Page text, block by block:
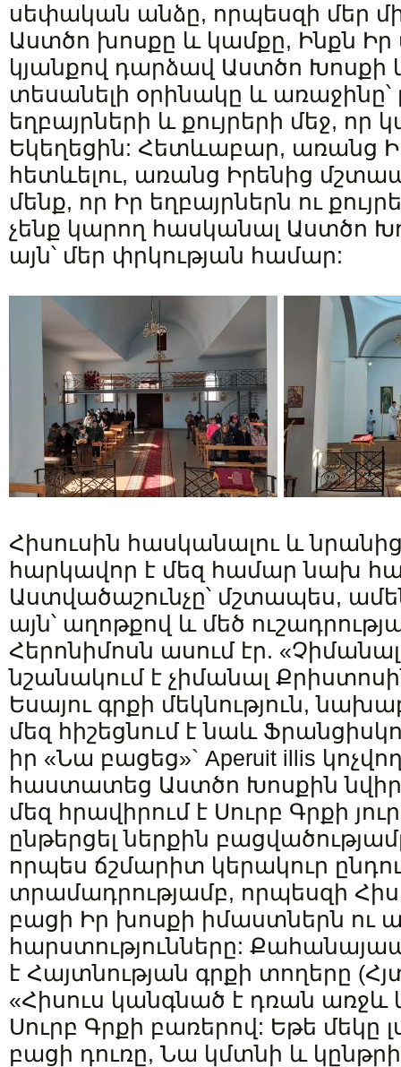
սեփական անձը, որպեսզի մեր
Աստծո խոսքը և կամքը, Ինքն Իր
կյանքով դարձավ Աստծո
տեսանելի օրինակը և առաջինը՝
եղբայրների և քույրերի մեջ, որ
Եկեղեցին: Հետևաբար, առանց
հետևելու, առանց Իրենից
մենք, որ Իր եղբայրներն ու
չենք կարող հասկանալ Աստծո
այն՝ մեր փրկության համար:
Հիսուսին հասկանալու և
հարկավոր է մեզ համար նախ
Աստվածաշունչը՝ մշտապես,
այն՝ աղոթքով և մեծ
Հերոնիմոսն ասում էր. «Չիմանալ
նշանակում է չիմանալ
Եսայու գրքի մեկնություն,
մեզ հիշեցնում է նաև
իր «Նա բացեց»` Aperuit illis
հաստատեց Աստծո Խոսքին
մեզ հրավիրում է Սուրբ Գրքի
ընթերցել ներքին
որպես ճշմարիտ կերակուր
տրամադրությամբ, որպեսզի
բացի Իր խոսքի իմաստներն ու
հարստությունները:
է Հայտնության գրքի տողերը
«Հիսուս կանգնած է դռան առջև
Սուրբ Գրքի բառերով: Եթե մեկը
բացի դուռը, Նա կմտնի և